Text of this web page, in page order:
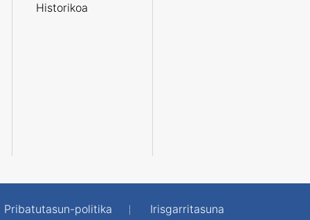
Historikoa
Pribatutasun-politika Irisgarritasuna